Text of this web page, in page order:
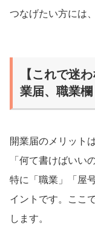
つなげたい方には
【これで迷
業届、職業
開業届のメリット
「何て書けばいい
特に「職業」「屋
イントです。ここ
します。